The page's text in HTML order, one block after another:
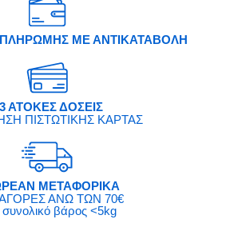
ΜΕ ΑΝΤΙΚΑΤΑΒΟΛΗ
3 ΑΤΟΚΕΣ ΔΟΣΕΙΣ
ΠΙΣΤΩΤΙΚΗΣ ΚΑΡΤΑΣ
ΜΕΤΑΦΟΡΙΚΑ
ΑΓΟΡΕΣ ΑΝΩ ΤΩΝ 70€
συνολικό βάρος <5kg